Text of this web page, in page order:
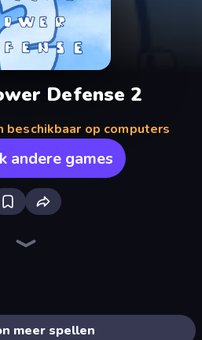
Defense 2
op computers
andere games
meer spellen